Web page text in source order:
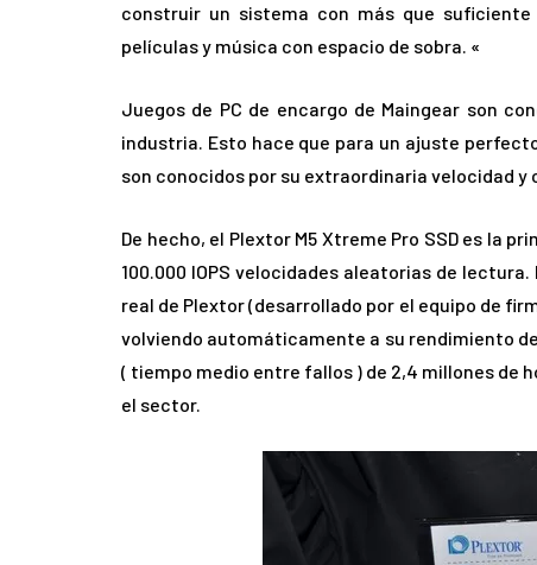
construir un sistema con más que
películas y música con espacio de sobra. «
Juegos de PC de encargo de Maingear son
industria. Esto hace que para un ajuste
son conocidos por su extraordinaria velocidad y
De hecho, el Plextor M5 Xtreme Pro SSD es la
100.000 IOPS velocidades aleatorias de
real de Plextor (desarrollado por el equipo de
volviendo automáticamente a su rendimiento
( tiempo medio entre fallos ) de 2,4 millones de
el sector.